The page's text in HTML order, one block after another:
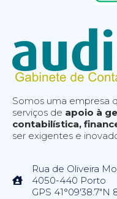
Somos uma empresa
serviços de apoio à
contabilística,
ser exigentes e
Rua de Oliveira
4050-440 Porto
GPS 41°09'38.7"N